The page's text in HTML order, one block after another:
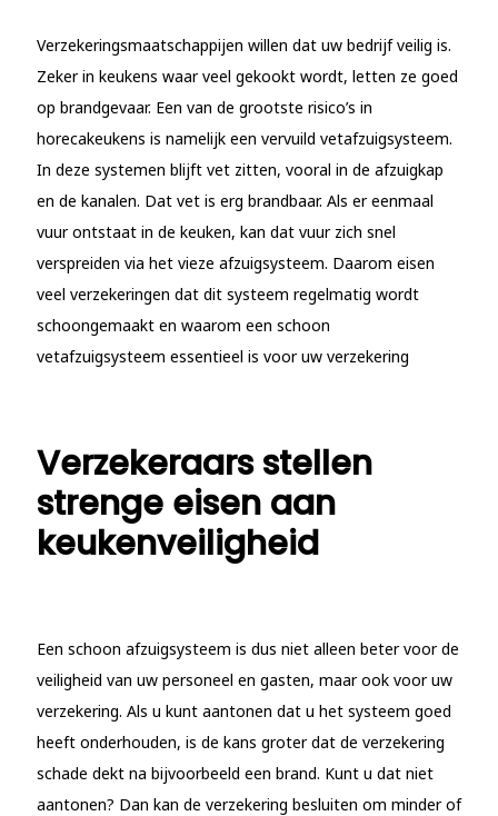
Verzekeringsmaatschappijen willen dat uw bedrijf veilig is.
Zeker in keukens waar veel gekookt wordt, letten ze goed
op brandgevaar. Een van de grootste risico’s in
horecakeukens is namelijk een vervuild vetafzuigsysteem.
In deze systemen blijft vet zitten, vooral in de afzuigkap
en de kanalen. Dat vet is erg brandbaar. Als er eenmaal
vuur ontstaat in de keuken, kan dat vuur zich snel
verspreiden via het vieze afzuigsysteem. Daarom eisen
veel verzekeringen dat dit systeem regelmatig wordt
schoongemaakt en waarom een schoon
vetafzuigsysteem essentieel is voor uw verzekering
Verzekeraars stellen
strenge eisen aan
keukenveiligheid
Een schoon afzuigsysteem is dus niet alleen beter voor de
veiligheid van uw personeel en gasten, maar ook voor uw
verzekering. Als u kunt aantonen dat u het systeem goed
heeft onderhouden, is de kans groter dat de verzekering
schade dekt na bijvoorbeeld een brand. Kunt u dat niet
aantonen? Dan kan de verzekering besluiten om minder of